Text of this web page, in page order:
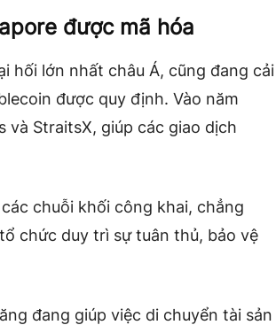
được mã hóa
hối lớn nhất châu Á, cũng đang cải
được quy định. Vào năm
và StraitsX, giúp các giao dịch
chuỗi khối công khai, chẳng
chức duy trì sự tuân thủ, bảo vệ
đang giúp việc di chuyển tài sản